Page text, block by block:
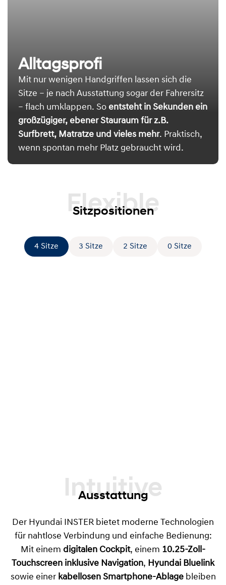
Alltagsprofi
Mit nur wenigen Handgriffen lassen sich die
Sitze – je nach Ausstattung sogar der Fahrersitz
– flach umklappen. So entsteht in Sekunden ein
großzügiger, ebener Stauraum für z.B.
Surfbrett, Matratze und vieles mehr. Praktisch,
wenn spontan mehr Platz gebraucht wird.
Flexible
Sitzpositionen
4 Sitze 3 Sitze 2 Sitze 0 Sitze
Intuitive
Ausstattung
Der Hyundai INSTER bietet moderne Technologien
für nahtlose Verbindung und einfache Bedienung:
Mit einem digitalen Cockpit, einem 10.25-Zoll-
Touchscreen inklusive Navigation, Hyundai Bluelink
sowie einer kabellosen Smartphone-Ablagebleiben